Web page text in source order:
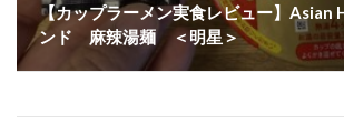
【カップラーメン実食レビュー】Asian
ンド 麻辣湯麺 ＜明星＞